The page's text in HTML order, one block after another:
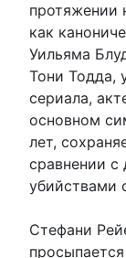
протяжении
как
Уильяма
Тони Тодда,
сериала,
основном
лет,
сравнении с
убийствами
Стефани